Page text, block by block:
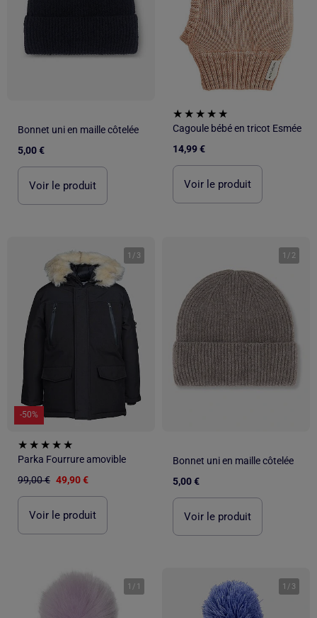
Bonnet uni en maille côtelée
5,00 €
Voir le produit
Cagoule bébé en tricot Esmée
14,99 €
Voir le produit
1 / 3
-50%
Parka Fourrure amovible
99,00 € 49,90 €
Voir le produit
1 / 2
Bonnet uni en maille côtelée
5,00 €
Voir le produit
1 / 1 1 / 3